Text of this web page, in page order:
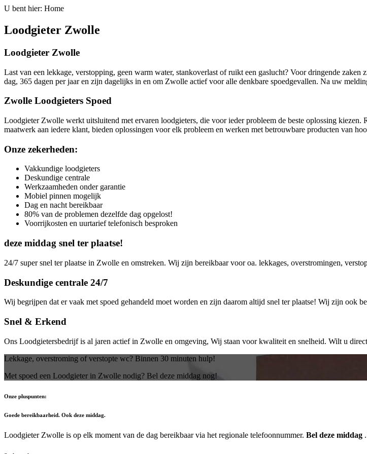
U bent hier: Home
Loodgieter Zwolle
Loodgieter Zwolle
Last van een lekkage, verstopping, geen warm water, stankoverlast of ruikt een gaslucht? Voor dringende
dag, 365 dagen per jaar en zijn dagelijks in en om Zwolle actief voor alle denkbare spoedgevallen. Na uw
Zwolle Loodgieters Spoed
Loodgieter Zwolle werkt uitsluitend met ervaren loodgieters, die voor ieder probleem de beste oplossing
maatwerk aan iedere klant, bieden oplossingen voor elk probleem en werken met betrouwbare producten van
Onze zekerheden:
Vakkundige loodgieters
Deskundige centrale
Werkzaamheden onder garantie
Mobiel pinnen mogelijk
Dag en nacht bereikbaar
80% van de problemen dezelfde dag opgelost!
Voorrijkosten en uurtarief telefonisch besproken
deze middag snel ter plaatse!
24/7 super snel ter plaatse in Zwolle en omstreken. Wij zijn bereikbaar voor oa. lekkages, overstromingen,
Deskundige centrale 24/7
Wij begrijpen dat er vaak met spoed gehandeld moet worden en zijn daarom altijd snel ter plaatse! Wij zijn ook
Snel & Erkend
Ons Loodgietersbedrijf is al jaren actief in Zwolle en omgeving, Wij staan voor kwaliteit en snelheid. Wilt u
Lekkage, overstroming of verstopte wc? Binnen 30 minuten hulp!
Met spoed een Loodgieter in Zwolle nodig? Bel deze middag nog!
Onze pluspunten:
Goede bereikbaarheid. Ook deze middag.
Loodgieter Zwolle is op elk moment van de dag bereikbaar via het regionale telefoonnummer. Bel deze middag